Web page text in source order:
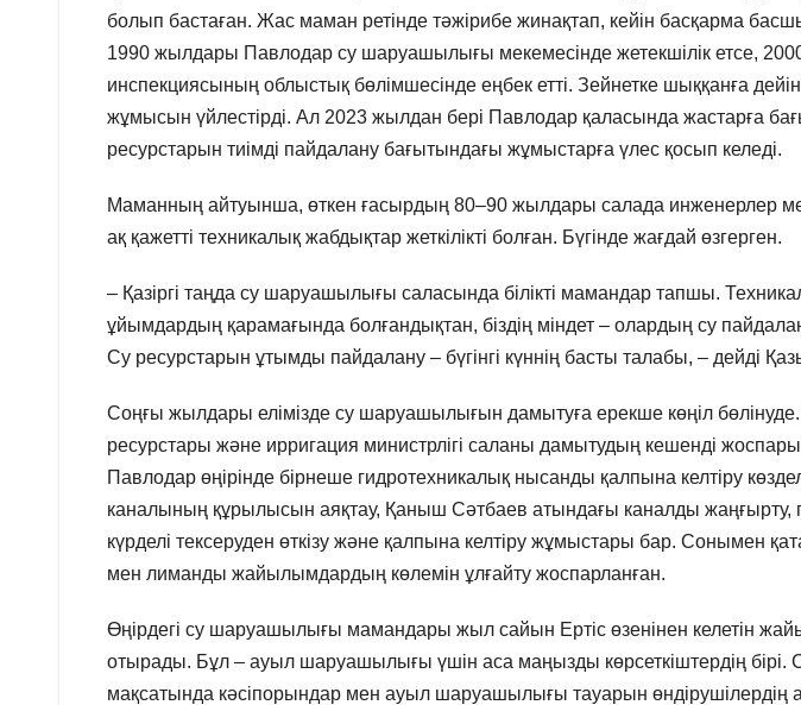
болып бастаған. Жас маман ретінде тәжірибе жинақтап, кейін басқарма
1990 жылдары Павлодар су шаруашылығы мекемесінде жетекшілік етсе,
инспекциясының облыстық бөлімшесінде еңбек етті. Зейнетке шыққанға
жұмысын үйлестірді. Ал 2023 жылдан бері Павлодар қаласында жастарға
ресурстарын тиімді пайдалану бағытындағы жұмыстарға үлес қосып келеді.
Маманның айтуынша, өткен ғасырдың 80–90 жылдары салада инженерлер
ақ қажетті техникалық жабдықтар жеткілікті болған. Бүгінде жағдай өзгерген.
– Қазіргі таңда су шаруашылығы саласында білікті мамандар тапшы.
ұйымдардың қарамағында болғандықтан, біздің міндет – олардың су
Су ресурстарын ұтымды пайдалану – бүгінгі күннің басты талабы, – дейді
Соңғы жылдары елімізде су шаруашылығын дамытуға ерекше көңіл
ресурстары және ирригация министрлігі саланы дамытудың кешенді
Павлодар өңірінде бірнеше гидротехникалық нысанды қалпына келтіру
каналының құрылысын аяқтау, Қаныш Сәтбаев атындағы каналды жаңғырту,
күрделі тексеруден өткізу және қалпына келтіру жұмыстары бар. Сонымен
мен лиманды жайылымдардың көлемін ұлғайту жоспарланған.
Өңірдегі су шаруашылығы мамандары жыл сайын Ертіс өзенінен келетін
отырады. Бұл – ауыл шаруашылығы үшін аса маңызды көрсеткіштердің бірі.
мақсатында кәсіпорындар мен ауыл шаруашылығы тауарын өндірушілердің